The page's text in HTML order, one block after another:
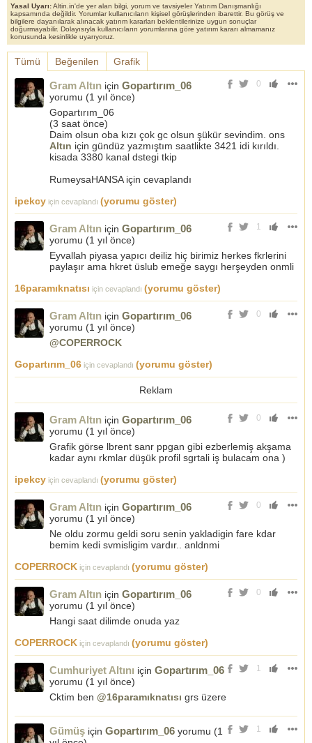
Yasal Uyarı:Altin.in'de yer alan bilgi, yorum ve tavsiyeler Yatırım Danışmanlığı
kapsamında değildir. Yorumlar kullanıcıların kişisel görüşlerinden ibarettir. Bu görüş ve
bilgilere dayanılarak alınacak yatırım kararları beklentilerinize uygun sonuçlar
doğurmayabilir. Dolayısıyla kullanıcıların yorumlarına göre yatırım kararı almamanız
konusunda kesinlikle uyarıyoruz.
Tümü Beğenilen Grafik
0
Gram Altın için Gopartırım_06
yorumu (1 yıl önce)
Gopartırım_06
(3 saat önce)
Daim olsun oba kızı çok gc olsun şükür sevindim. ons
Altın için gündüz yazmıştım saatlikte 3421 idi kırıldı.
kisada 3380 kanal dstegi tkip
RumeysaHANSA için cevaplandı
ipekcy için cevaplandı (yorumu göster)
1
Gram Altın için Gopartırım_06
yorumu (1 yıl önce)
Eyvallah piyasa yapıcı deiliz hiç birimiz herkes fkrlerini
paylaşır ama hkret üslub emeğe saygı herşeyden onmli
16paramıknatısı için cevaplandı (yorumu göster)
0
Gram Altın için Gopartırım_06
yorumu (1 yıl önce)
@COPERROCK
Gopartırım_06 için cevaplandı (yorumu göster)
Reklam
0
Gram Altın için Gopartırım_06
yorumu (1 yıl önce)
Grafik görse lbrent sanr ppgan gibi ezberlemiş akşama
kadar aynı rkmlar düşük profil sgrtali iş bulacam ona )
ipekcy için cevaplandı (yorumu göster)
0
Gram Altın için Gopartırım_06
yorumu (1 yıl önce)
Ne oldu zormu geldi soru senin yakladigin fare kdar
bemim kedi svmisligim vardır.. anldnmi
COPERROCK için cevaplandı (yorumu göster)
0
Gram Altın için Gopartırım_06
yorumu (1 yıl önce)
Hangi saat dilimde onuda yaz
COPERROCK için cevaplandı (yorumu göster)
1
Cumhuriyet Altını için Gopartırım_06
yorumu (1 yıl önce)
Cktim ben @16paramıknatısı grs üzere
1
Gümüş için Gopartırım_06 yorumu (1